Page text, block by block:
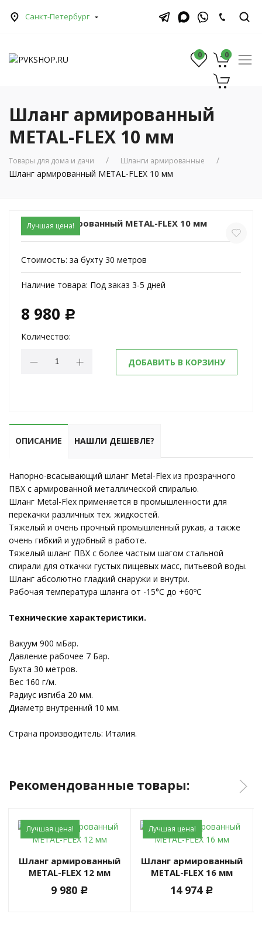
Санкт-Петербург
0 0
0
Шланг армированный
METAL-FLEX 10 мм
Товары для дома и дачи Шланги армированные
Шланг армированный METAL-FLEX 10 мм
Лучшая цена!
Шланг армированный METAL-FLEX 10 мм
Стоимость: за бухту 30 метров
Наличие товара: Под заказ 3-5 дней
8 980 c
Количество:
ДОБАВИТЬ В КОРЗИНУ
ОПИСАНИЕ НАШЛИ ДЕШЕВЛЕ?
Напорно-всасывающий шланг Metal-Flex из прозрачного
ПВХ с армированной металлической спиралью.
Шланг Metal-Flex применяется в промышленности для
перекачки различных тех. жидкостей.
Тяжелый и очень прочный промышленный рукав, а также
очень гибкий и удобный в работе.
Тяжелый шланг ПВХ с более частым шагом стальной
спирали для откачки густых пищевых масс, питьевой воды.
Шланг абсолютно гладкий снаружи и внутри.
Рабочая температура шланга от -15°C до +60ºC
Технические характеристики.
Вакуум 900 мБар.
Давление рабочее 7 Бар.
Бухта 30 метров.
Вес 160 г/м.
Радиус изгиба 20 мм.
Диаметр внутренний 10 мм.
Страна производитель: Италия.
Рекомендованные товары:
Лучшая цена!
Шланг армированный
METAL-FLEX 12 мм
9 980 c
Лучшая цена!
Шланг армированный
METAL-FLEX 16 мм
14 974 c